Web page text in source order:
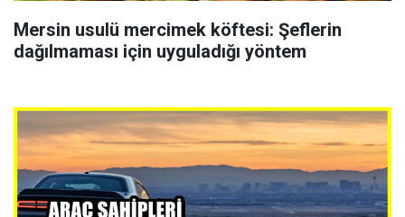
Mersin usulü mercimek köftesi: Şeflerin
dağılmaması için uyguladığı yöntem